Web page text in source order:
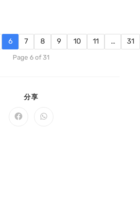
6 7 8 9 10 11 … 31
Page 6 of 31
分享
CONTENT
Opens
Opens